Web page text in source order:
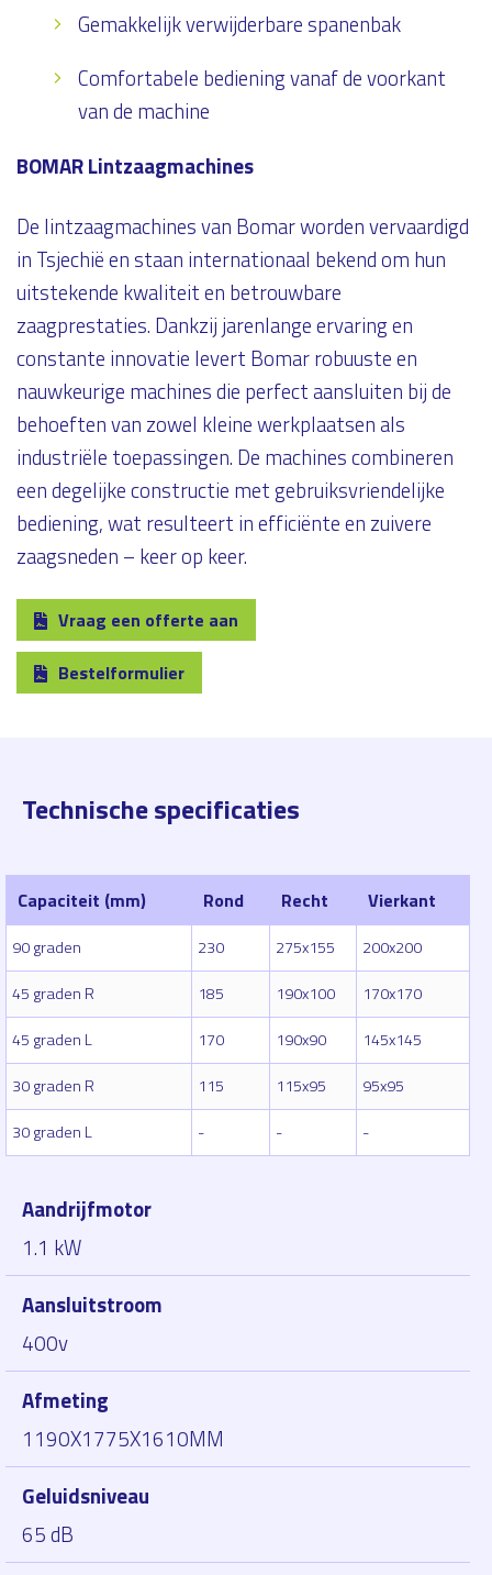
Gemakkelijk verwijderbare spanenbak
Comfortabele bediening vanaf de voorkant
van de machine
BOMAR Lintzaagmachines
De lintzaagmachines van Bomar worden vervaardigd
in Tsjechië en staan internationaal bekend om hun
uitstekende kwaliteit en betrouwbare
zaagprestaties. Dankzij jarenlange ervaring en
constante innovatie levert Bomar robuuste en
nauwkeurige machines die perfect aansluiten bij de
behoeften van zowel kleine werkplaatsen als
industriële toepassingen. De machines combineren
een degelijke constructie met gebruiksvriendelijke
bediening, wat resulteert in efficiënte en zuivere
zaagsneden – keer op keer.
Vraag een offerte aan
Bestelformulier
Technische specificaties
Capaciteit (mm) Rond Recht Vierkant
90 graden 230 275x155
200x200
45 graden R
185 190x100
170x170
45 graden L
170 190x90
145x145
30 graden R
115 115x95
95x95
30 graden L
- - -
Aandrijfmotor
1.1 kW
Aansluitstroom
400v
Afmeting
1190X1775X1610MM
Geluidsniveau
65 dB